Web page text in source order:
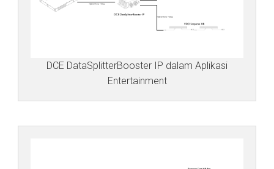
DCE DataSplitterBooster IP dalam Aplikasi
Entertainment